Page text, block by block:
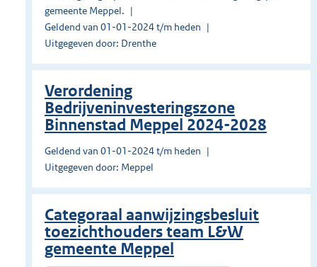
gemeente Meppel.
Geldend van 01-01-2024 t/m heden
Uitgegeven door: Drenthe
Verordening
Bedrijveninvesteringszone
Binnenstad Meppel 2024-2028
Geldend van 01-01-2024 t/m heden
Uitgegeven door: Meppel
Categoraal aanwijzingsbesluit
toezichthouders team L&W
gemeente Meppel